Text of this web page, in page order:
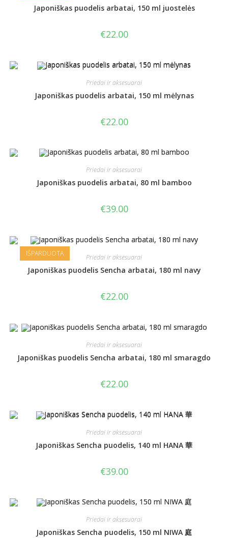
Japoniškas puodelis arbatai, 150 ml juostelės
€22.00
Priedai ir aksesuarai
Japoniškas puodelis arbatai, 150 ml mėlynas
€22.00
Priedai ir aksesuarai
Japoniškas puodelis arbatai, 80 ml bamboo
€39.00
IŠPARDUOTA Priedai ir aksesuarai
Japoniškas puodelis Sencha arbatai, 180 ml navy
€22.00
Priedai ir aksesuarai
Japoniškas puodelis Sencha arbatai, 180 ml smaragdo
€22.00
Priedai ir aksesuarai
Japoniškas Sencha puodelis, 140 ml HANA 華
€39.00
Priedai ir aksesuarai
Japoniškas Sencha puodelis, 150 ml NIWA 庭